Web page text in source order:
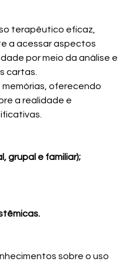
terapêutico eficaz,
a acessar aspectos
por meio da análise e
cartas.
oferecendo
a realidade e
grupal e familiar);
sobre o uso